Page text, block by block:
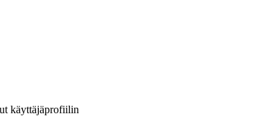
käyttäjäprofiilin